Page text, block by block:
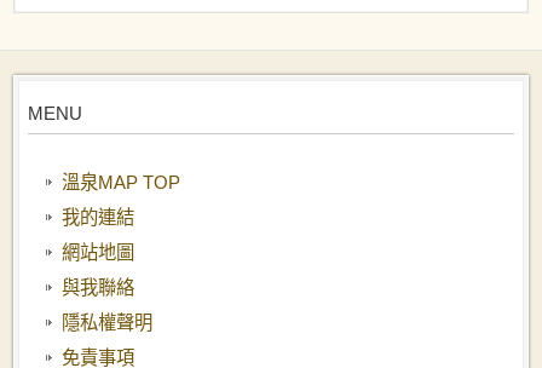
MENU
溫泉MAP TOP
我的連結
網站地圖
與我聯絡
隱私權聲明
免責事項